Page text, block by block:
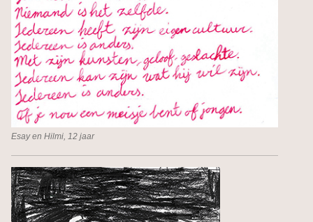
Esay en Hilmi, 12 jaar